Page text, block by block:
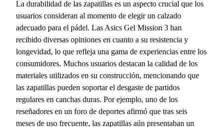
La durabilidad de las zapatillas es un aspecto crucial que los
usuarios consideran al momento de elegir un calzado
adecuado para el pádel. Las Asics Gel Mission 3 han
recibido diversas opiniones en cuanto a su resistencia y
longevidad, lo que refleja una gama de experiencias entre los
consumidores. Muchos usuarios destacan la calidad de los
materiales utilizados en su construcción, mencionando que
las zapatillas pueden soportar el desgaste de partidos
regulares en canchas duras. Por ejemplo, uno de los
reseñadores en un foro de deportes afirmó que tras seis
meses de uso frecuente, las zapatillas aún presentaban un